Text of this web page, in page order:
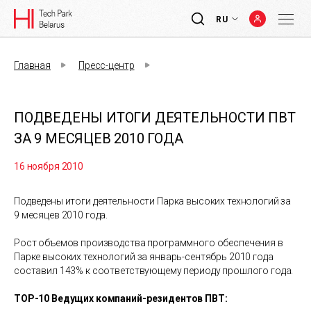
RU
Главная Пресс-центр
ПОДВЕДЕНЫ ИТОГИ ДЕЯТЕЛЬНОСТИ ПВТ
ЗА 9 МЕСЯЦЕВ 2010 ГОДА
16 ноября 2010
Подведены итоги деятельности Парка высоких технологий за
9 месяцев 2010 года.
Рост объемов производства программного обеспечения в
Парке высоких технологий за январь-сентябрь 2010 года
составил 143% к соответствующему периоду прошлого года.
TOP-10 Ведущих компаний-резидентов ПВТ: